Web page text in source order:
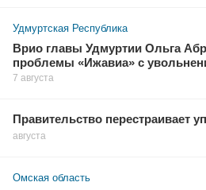
Удмуртская Республика
Врио главы Удмуртии Ольга
проблемы «Ижавиа» с
7 августа
Правительство перестраивает
августа
Омская область